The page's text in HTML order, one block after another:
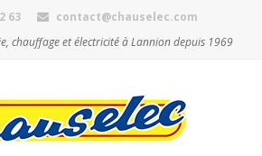
63
contact@chauselec.com
chauffage et électricité à Lannion depuis 1969